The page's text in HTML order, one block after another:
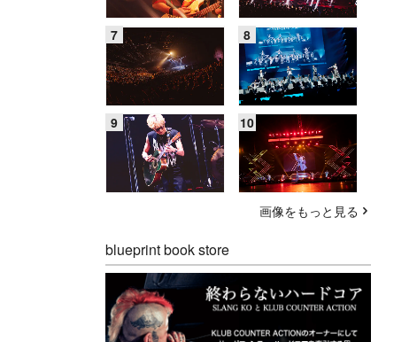
画像をもっと見る
blueprint book store